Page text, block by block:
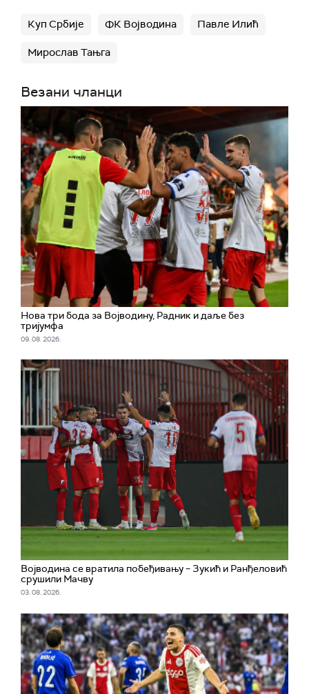
Куп Србије ФК Војводина Павле Илић
Мирослав Тањга
Везани чланци
Нова три бода за Војводину, Радник и даље без
тријумфа
09. 08. 2026.
Војводина се вратила побеђивању – Зукић и Ранђеловић
срушили Мачву
03. 08. 2026.